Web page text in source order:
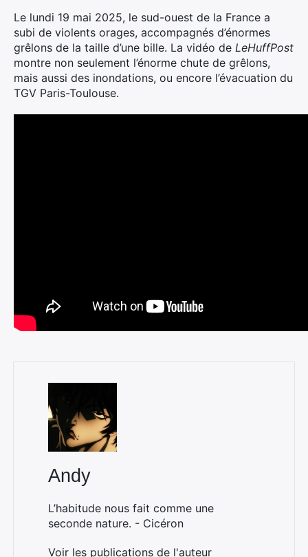
Le lundi 19 mai 2025, le sud-ouest de la France a
subi de violents orages, accompagnés d’énormes
grêlons de la taille d’une bille. La vidéo de LeHuffPost
montre non seulement l’énorme chute de grêlons,
mais aussi des inondations, ou encore l’évacuation du
TGV Paris-Toulouse.
Andy
L’habitude nous fait comme une
seconde nature. - Cicéron
Voir les publications de l'auteur